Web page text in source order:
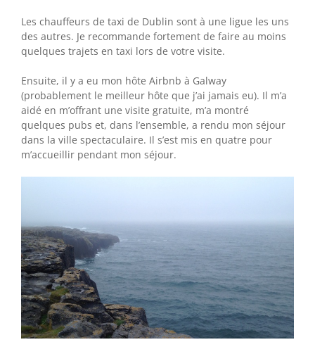
Les chauffeurs de taxi de Dublin sont à une ligue les uns
des autres. Je recommande fortement de faire au moins
quelques trajets en taxi lors de votre visite.
Ensuite, il y a eu mon hôte Airbnb à Galway
(probablement le meilleur hôte que j’ai jamais eu). Il m’a
aidé en m’offrant une visite gratuite, m’a montré
quelques pubs et, dans l’ensemble, a rendu mon séjour
dans la ville spectaculaire. Il s’est mis en quatre pour
m’accueillir pendant mon séjour.